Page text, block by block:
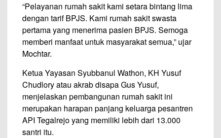
“Pelayanan rumah sakit kami setara bintang lima
dengan tarif BPJS. Kami rumah sakit swasta
pertama yang menerima pasien BPJS. Semoga
memberi manfaat untuk masyarakat semua,” ujar
Mochtar.
Ketua Yayasan Syubbanul Wathon, KH Yusuf
Chudlory atau akrab disapa Gus Yusuf,
menjelaskan pembangunan rumah sakit ini
merupakan harapan panjang keluarga pesantren
API Tegalrejo yang memiliki lebih dari 13.000
santri itu.